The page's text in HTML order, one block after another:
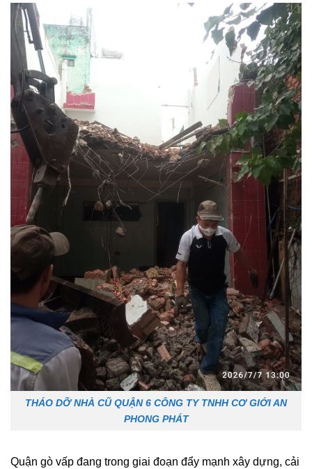
THÁO DỠ NHÀ CŨ QUẬN 6 CÔNG TY TNHH CƠ GIỚI AN
PHONG PHÁT
Quận gò vấp đang trong giai đoạn đẩy mạnh xây dựng, cải